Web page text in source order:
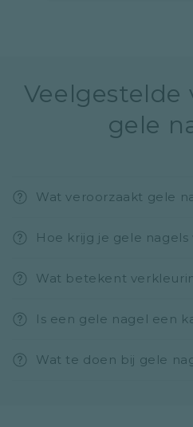
Veelgestelde
gele
Wat veroorzaakt gele
Hoe krijg je gele nagels
Wat betekent
Is een gele nagel een
Wat te doen bij gele